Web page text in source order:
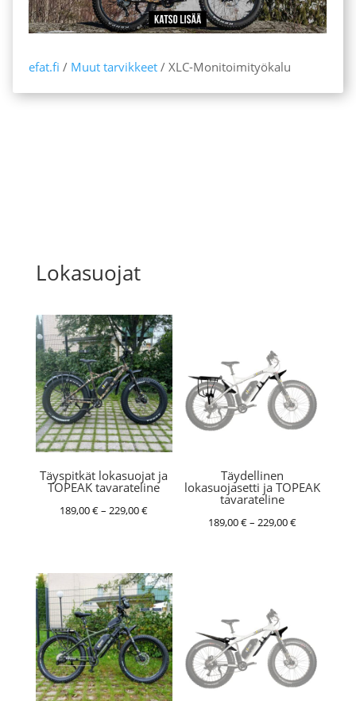
efat.fi / Muut tarvikkeet/ XLC-Monitoimityökalu
Lokasuojat
Täyspitkät lokasuojat ja
TOPEAK tavarateline
189,00€– 229,00€Hintaluokka:
229,00 €
Täydellinen
lokasuojasetti ja TOPEAK
tavarateline
189,00€– 229,00€Hintaluokka: